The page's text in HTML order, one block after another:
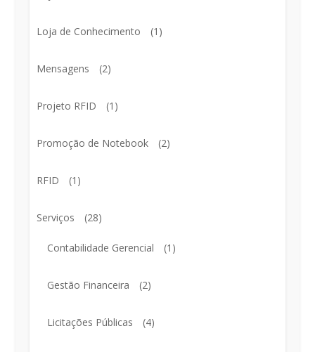
Loja de Conhecimento (1)
Mensagens (2)
Projeto RFID (1)
Promoção de Notebook (2)
RFID (1)
Serviços (28)
Contabilidade Gerencial (1)
Gestão Financeira (2)
Licitações Públicas (4)